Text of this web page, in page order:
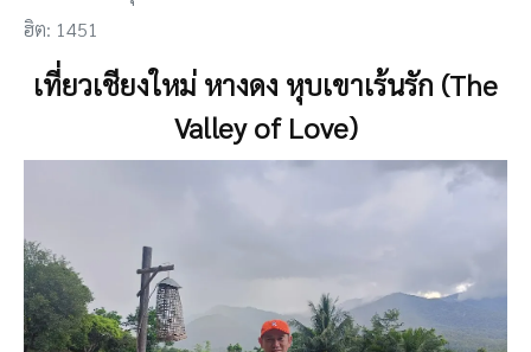
ฮิต: 1451
เที่ยวเชียงใหม่ หางดง หุบเขาเร้นรัก (The
Valley of Love)